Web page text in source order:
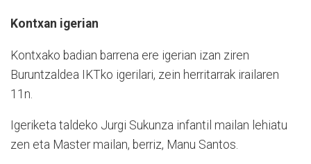
Kontxan igerian
Kontxako badian barrena ere igerian izan ziren
Buruntzaldea IKTko igerilari, zein herritarrak irailaren
11n.
Igeriketa taldeko Jurgi Sukunza infantil mailan lehiatu
zen eta Master mailan, berriz, Manu Santos.